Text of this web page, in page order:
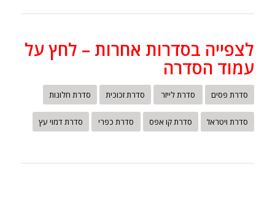
לצפייה בסדרות אחרות – לחץ על
עמוד הסדרה
סדרת פסים סדרת לייזר סדרת זכוכית סדרת חלונות
סדרת ויטראז’ סדרת קו אפס סדרת כפרי סדרת דמוי עץ